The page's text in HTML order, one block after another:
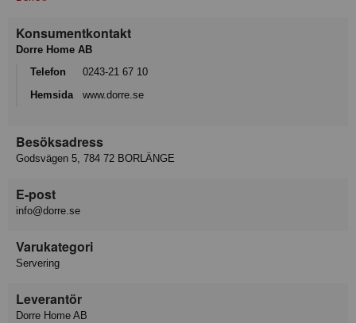
Konsumentkontakt
Dorre Home AB
Telefon
0243-21 67 10
Hemsida
www.dorre.se
Besöksadress
Godsvägen 5, 784 72 BORLÄNGE
E-post
info@dorre.se
Varukategori
Servering
Leverantör
Dorre Home AB